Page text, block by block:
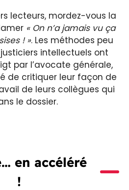
lecteurs, mordez-vous la
« On n’a jamais vu ça
! ». Les méthodes peu
intellectuels ont
par l’avocate générale,
de critiquer leur façon de
de leurs collègues qui
le dossier.
en accéléré
!